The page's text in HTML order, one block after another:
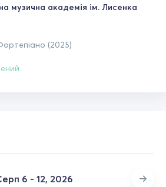
музична академія ім. Лисенка
(2025)
6 - 12, 2026